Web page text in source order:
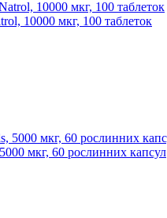
10000 мкг, 100 таблеток
мкг, 60 рослинних капсул